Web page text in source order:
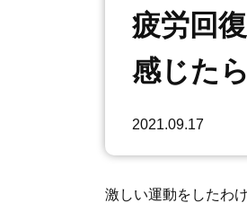
疲労回
感じた
2021.09.17
激しい運動をしたわ